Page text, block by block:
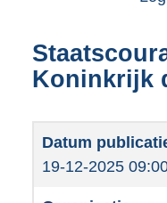
Koninkrijk
19-12-2025